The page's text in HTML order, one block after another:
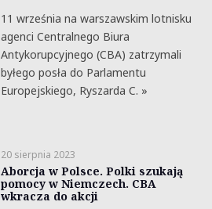
11 września na warszawskim lotnisku
agenci Centralnego Biura
Antykorupcyjnego (CBA) zatrzymali
byłego posła do Parlamentu
Europejskiego, Ryszarda C. »
20 sierpnia 2023
Aborcja w Polsce. Polki szukają
pomocy w Niemczech. CBA
wkracza do akcji